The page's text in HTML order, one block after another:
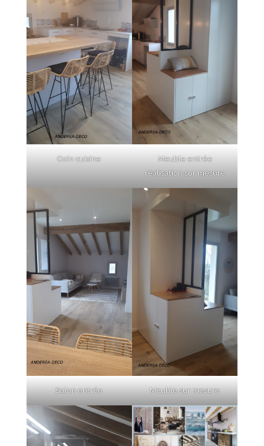
Coin cuisine
Meuble entrée
réalisation sur mesure
Salon entrée Meuble sur mesure